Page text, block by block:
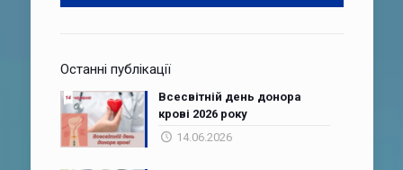
Останні публікації
Всесвітній день донора
крові 2026 року
14.06.2026